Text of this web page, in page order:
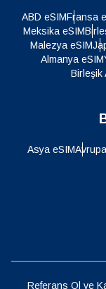
ABD eSIMFransa
Meksika eSIM
Malezya eSIM
Almanya eSIM
Birleşik
Asya eSIM
Referans Ol ve